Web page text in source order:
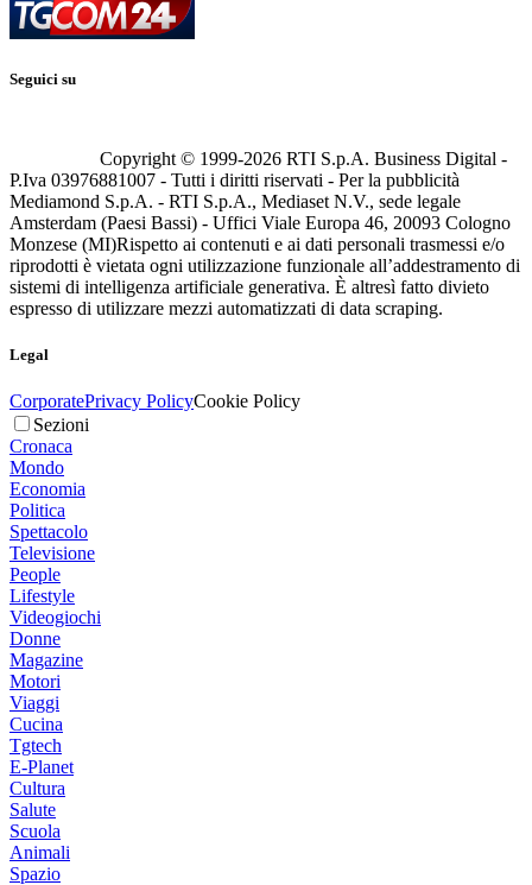
Seguici su
Copyright © 1999-2026 RTI S.p.A. Business Digital -
P.Iva 03976881007 - Tutti i diritti riservati - Per la pubblicità
Mediamond S.p.A. - RTI S.p.A., Mediaset N.V., sede legale
Amsterdam (Paesi Bassi) - Uffici Viale Europa 46, 20093 Cologno
Monzese (MI)Rispetto ai contenuti e ai dati personali trasmessi e/o
riprodotti è vietata ogni utilizzazione funzionale all’addestramento di
sistemi di intelligenza artificiale generativa. È altresì fatto divieto
espresso di utilizzare mezzi automatizzati di data scraping.
Legal
CorporatePrivacy PolicyCookie Policy
Sezioni
Cronaca
Mondo
Economia
Politica
Spettacolo
Televisione
People
Lifestyle
Videogiochi
Donne
Magazine
Motori
Viaggi
Cucina
Tgtech
E-Planet
Cultura
Salute
Scuola
Animali
Spazio